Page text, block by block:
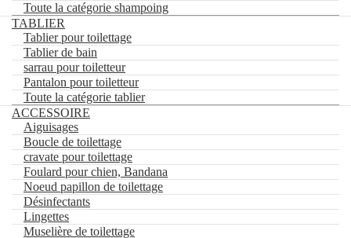
nettoyeurs yeux
nettoyeurs oreilles
Toute la catégorie shampoing
TABLIER
Tablier pour toilettage
Tablier de bain
sarrau pour toiletteur
Pantalon pour toiletteur
Toute la catégorie tablier
ACCESSOIRE
Aiguisages
Boucle de toilettage
cravate pour toilettage
Foulard pour chien, Bandana
Noeud papillon de toilettage
Désinfectants
Toute la catégorie shampoing
TABLIER
Tablier pour toilettage
Tablier de bain
sarrau pour toiletteur
Pantalon pour toiletteur
Toute la catégorie tablier
ACCESSOIRE
Aiguisages
Boucle de toilettage
cravate pour toilettage
Foulard pour chien, Bandana
Noeud papillon de toilettage
Désinfectants
Lingettes
Muselière de toilettage